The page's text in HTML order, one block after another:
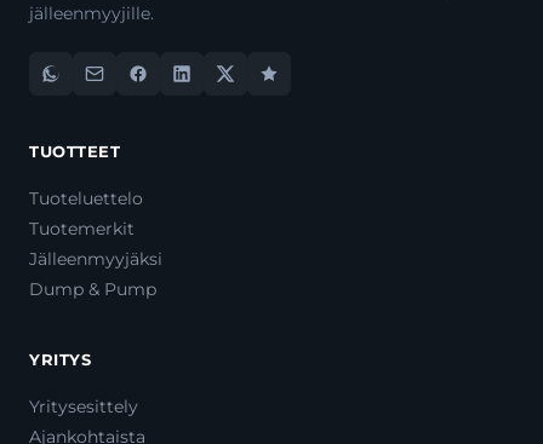
jälleenmyyjille.
TUOTTEET
Tuoteluettelo
Tuotemerkit
Jälleenmyyjäksi
Dump & Pump
YRITYS
Yritysesittely
Ajankohtaista